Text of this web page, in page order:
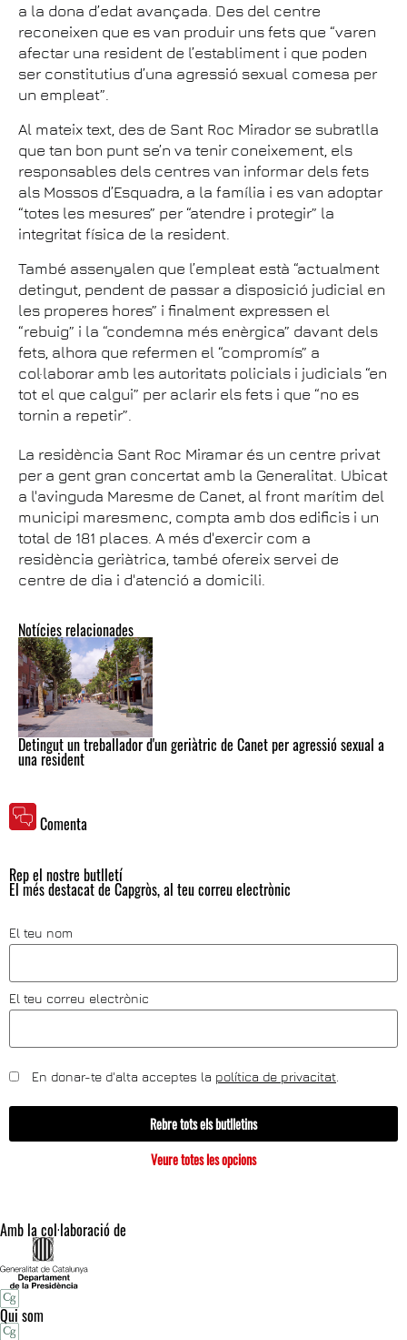
Notícies relacionades
Detingut un treballador d'un geriàtric de Canet per agressió sexual a
una resident
a la dona d’edat avançada. Des del centre
reconeixen que es van produir uns fets que “varen
afectar una resident de l’establiment i que poden
ser constitutius d’una agressió sexual comesa per
un empleat”.
Al mateix text, des de Sant Roc Mirador se subratlla
que tan bon punt se’n va tenir coneixement, els
responsables dels centres van informar dels fets
als Mossos d’Esquadra, a la família i es van adoptar
“totes les mesures” per “atendre i protegir” la
integritat física de la resident.
També assenyalen que l’empleat està “actualment
detingut, pendent de passar a disposició judicial en
les properes hores” i finalment expressen el
“rebuig” i la “condemna més enèrgica” davant dels
fets, alhora que refermen el “compromís” a
col·laborar amb les autoritats policials i judicials “en
tot el que calgui” per aclarir els fets i que “no es
tornin a repetir”.
La residència Sant Roc Miramar és un centre privat
per a gent gran concertat amb la Generalitat. Ubicat
a l'avinguda Maresme de Canet, al front marítim del
municipi maresmenc, compta amb dos edificis i un
total de 181 places. A més d'exercir com a
residència geriàtrica, també ofereix servei de
centre de dia i d'atenció a domicili.
Comenta
Rep el nostre butlletí
El més destacat de Capgròs, al teu correu electrònic
El teu nom
El teu correu electrònic
En donar-te d'alta acceptes la política de privacitat
Rebre tots els butlletins
Veure totes les opcions
Amb la col·laboració de
Qui som